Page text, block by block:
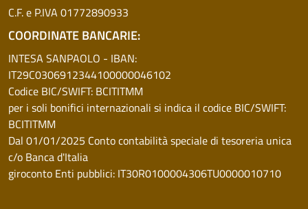
C.F. e P.IVA 01772890933
COORDINATE BANCARIE:
INTESA SANPAOLO - IBAN:
IT29C0306912344100000046102
Codice BIC/SWIFT: BCITITMM
per i soli bonifici internazionali si indica il codice BIC/SWIFT:
BCITITMM
Dal 01/01/2025 Conto contabilità speciale di tesoreria unica
c/o Banca d'Italia
giroconto Enti pubblici: IT30R0100004306TU0000010710